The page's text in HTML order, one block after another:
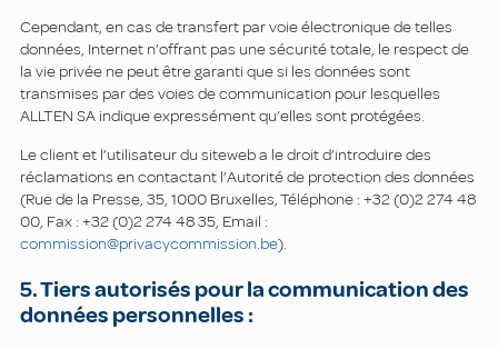
Cependant, en cas de transfert par voie électronique de telles
données, Internet n’offrant pas une sécurité totale, le respect de
la vie privée ne peut être garanti que si les données sont
transmises par des voies de communication pour lesquelles
ALLTEN SA indique expressément qu’elles sont protégées.
Le client et l’utilisateur du siteweb a le droit d’introduire des
réclamations en contactant l’Autorité de protection des données
(Rue de la Presse, 35, 1000 Bruxelles, Téléphone : +32 (0)2 274 48
00, Fax : +32 (0)2 274 48 35, Email :
commission@privacycommission.be).
5. Tiers autorisés pour la communication des
données personnelles :